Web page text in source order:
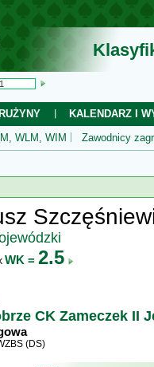
KALENDARZ I
WLM, WIM Zawodnicy
WK = 2.5
CK Zameczek II
(DS)